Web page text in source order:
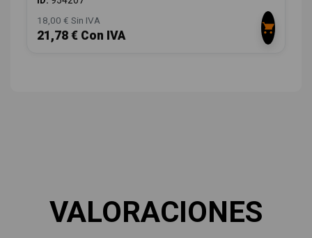
18,00 € Sin IVA
21,78 € Con IVA
VALORACIONES